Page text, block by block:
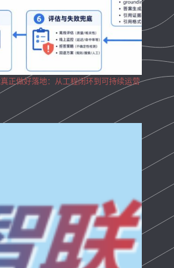
正做好落地：从工程闭环到可持续运营